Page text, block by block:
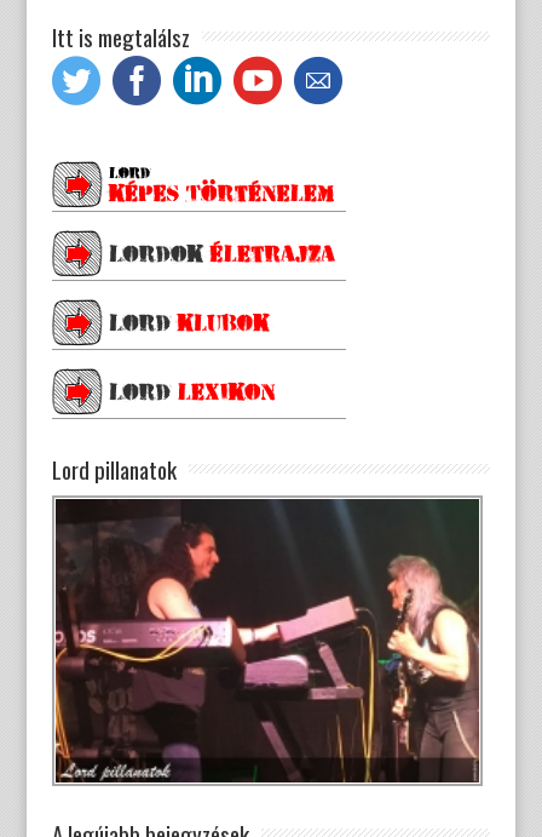
Itt is megtalálsz
Lord pillanatok